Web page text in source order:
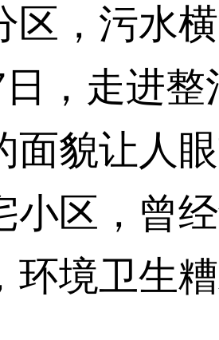
，污水横
，走进整
貌让人
区，曾
境卫生